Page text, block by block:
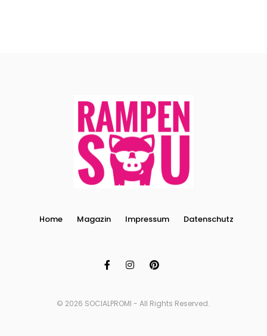
Home Magazin Impressum Datenschutz
© 2026 SOCIALPROMI - All Rights Reserved.